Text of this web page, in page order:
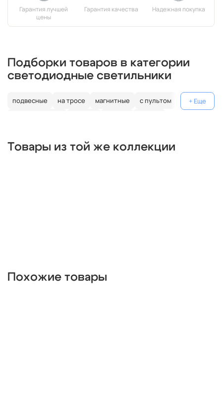
Подборки товаров в категории
светодиодные светильники
подвесные на тросе магнитные с пультом
лофт
плоские
белые ip67 ip65 для шкафа
шар
Товары из той же коллекции
Похожие товары